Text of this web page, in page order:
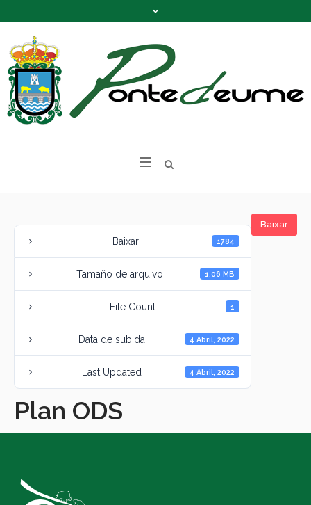
Baixar
Baixar 1784
Tamaño de arquivo 1.06 MB
File Count 1
Data de subida 4 Abril, 2022
Last Updated 4 Abril, 2022
Plan ODS